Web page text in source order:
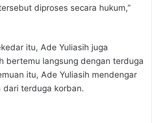
diproses secara hukum,”
itu, Ade Yuliasih juga
bertemu langsung dengan terduga
itu, Ade Yuliasih mendengar
dari terduga korban.